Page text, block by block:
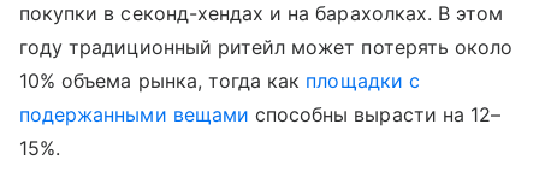
покупки в секонд-хендах и на барахолках. В этом
году традиционный ритейл может потерять около
10% объема рынка, тогда как площадки с
подержанными вещами способны вырасти на 12–
15%.